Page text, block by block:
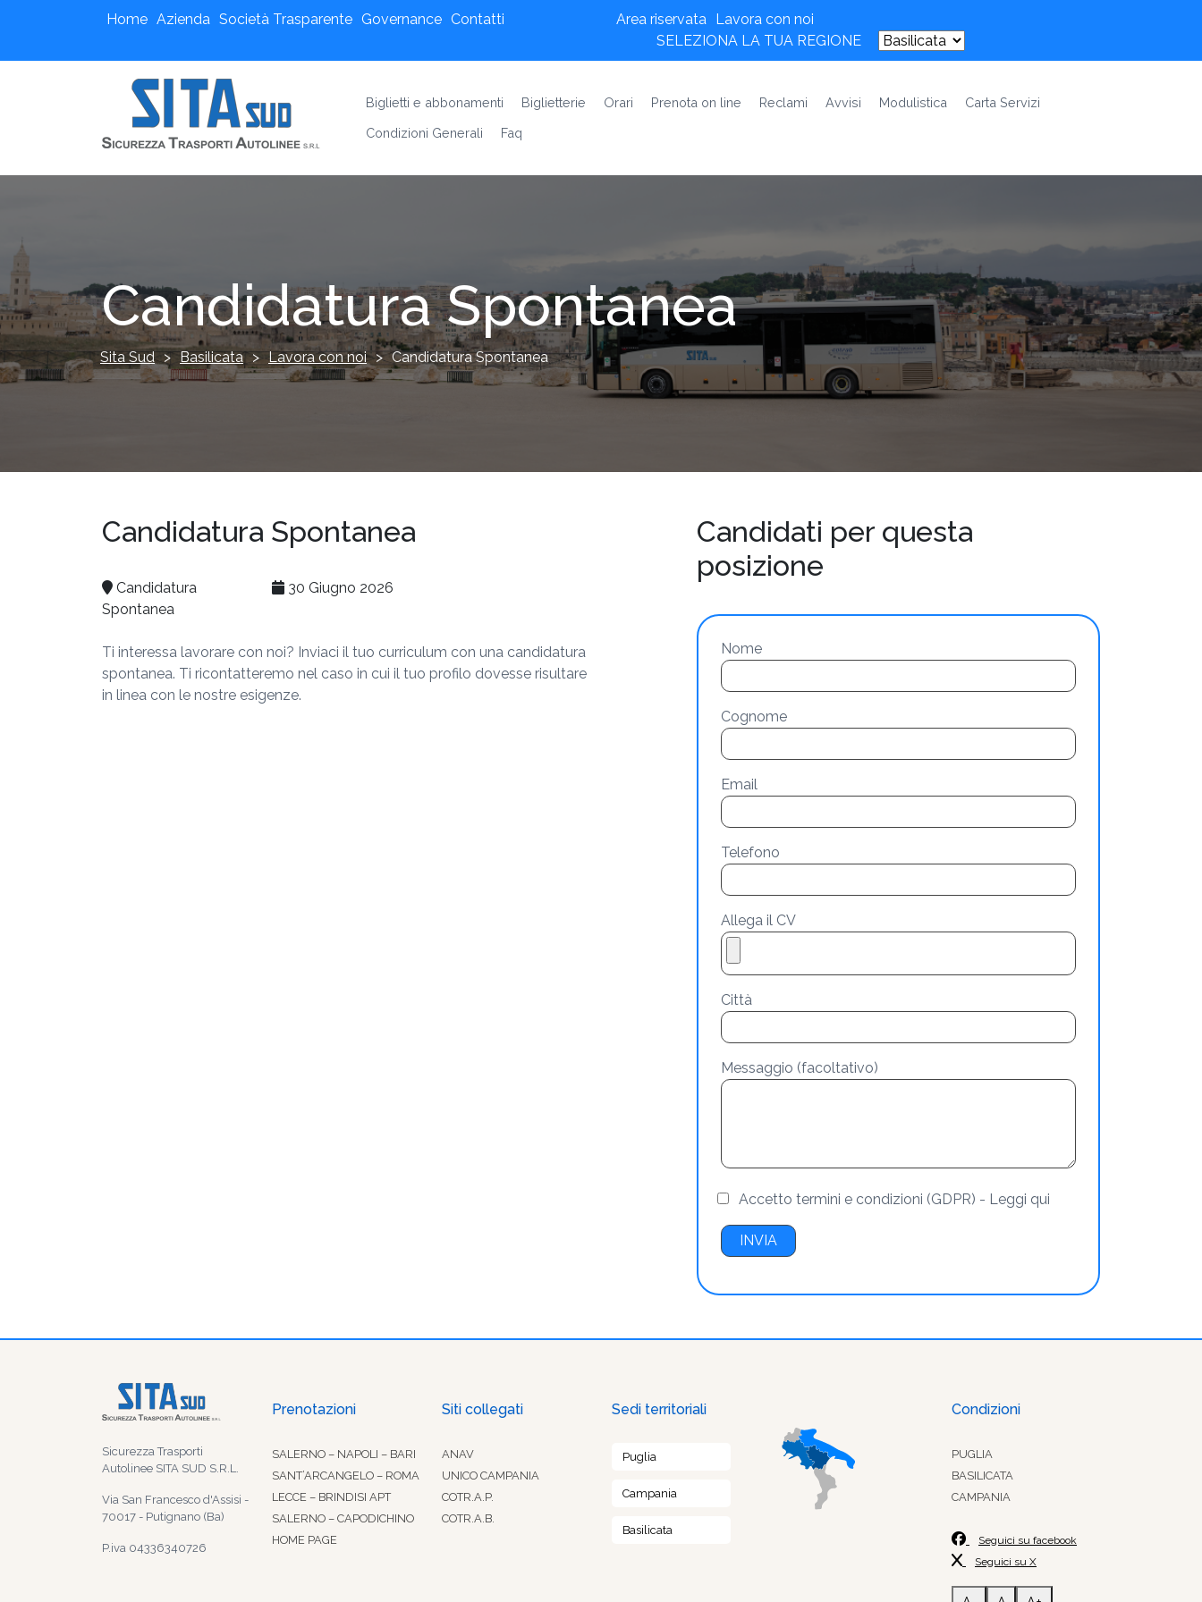
Home Azienda Società Trasparente Governance Contatti Area riservata Lavora con noi
SELEZIONA LA TUA REGIONE
Biglietti e abbonamenti Biglietterie Orari Prenota on line Reclami Avvisi Modulistica
Carta Servizi
Condizioni Generali
Faq
Candidatura Spontanea
Sita Sud > Basilicata > Lavora con noi > Candidatura Spontanea
Candidatura Spontanea
Candidatura
Spontanea
30 Giugno 2026
Ti interessa lavorare con noi? Inviaci il tuo curriculum con una candidatura
spontanea. Ti ricontatteremo nel caso in cui il tuo profilo dovesse risultare
in linea con le nostre esigenze.
Candidati per questa
posizione
Nome
Cognome
Email
Telefono
Allega il CV
Città
Messaggio (facoltativo)
Accetto termini e condizioni (GDPR) - Leggi qui
Sicurezza Trasporti
Autolinee SITA SUD S.R.L.
Via San Francesco d'Assisi -
70017 - Putignano (Ba)
P.iva 04336340726
Prenotazioni
SALERNO – NAPOLI – BARI
SANT’ARCANGELO – ROMA
LECCE – BRINDISI APT
SALERNO – CAPODICHINO
HOME PAGE
Siti collegati
ANAV
UNICO CAMPANIA
COTR.A.P.
COTR.A.B.
Sedi territoriali
Puglia
Campania
Basilicata
Condizioni
PUGLIA
BASILICATA
CAMPANIA
Seguici su facebook
Seguici su X